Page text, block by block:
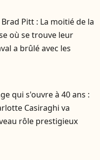
Pitt : La moitié de la
où se trouve leur
a brûlé avec les
qui s'ouvre à 40 ans :
Casiraghi va
rôle prestigieux